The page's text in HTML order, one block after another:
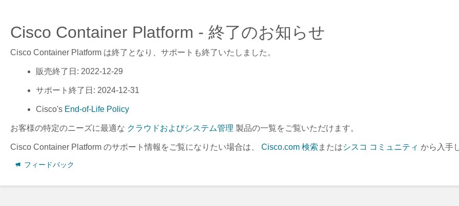
Cisco Container Platform - 終了のお知らせ
Cisco Container Platform は終了となり、サポートも終了いたしました。
販売終了日 : 2022-12-29
サポート終了日 : 2024-12-31
Cisco's End-of-Life Policy
お客様の特定のニーズに最適な クラウドおよびシステム管理 製品の一覧をご覧いただけます。
Cisco Container Platform のサポート情報をご覧になりたい場合は、 Cisco.com 検索 またはシスコ コミュニティ から入手
フィードバック